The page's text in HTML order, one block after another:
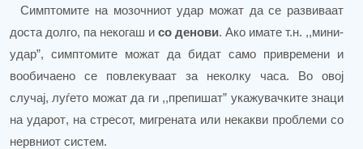
Симптомите на мозочниот удар можат да се развиваат
доста долго, па некогаш и со денови. Ако имате т.н. ,,мини-
удар”, симптомите можат да бидат само привремени и
вообичаено се повлекуваат за неколку часа. Во овој
случај, луѓето можат да ги ,,препишат” укажувачките знаци
на ударот, на стресот, мигрената или некакви проблеми со
нервниот систем.